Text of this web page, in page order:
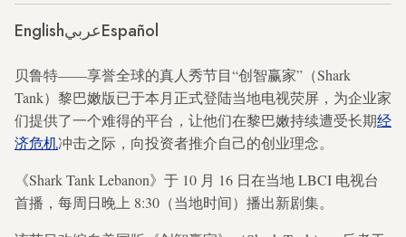
EnglishعربيEspañol
贝鲁特——享誉全球的真人秀节目“创智赢家”（Shark
Tank）黎巴嫩版已于本月正式登陆当地电视荧屏，为企业家
们提供了一个难得的平台，让他们在黎巴嫩持续遭受长期经
济危机冲击之际，向投资者推介自己的创业理念。
《Shark Tank Lebanon》于 10 月 16 日在当地 LBCI 电视台
首播，每周日晚上 8:30（当地时间）播出新剧集。